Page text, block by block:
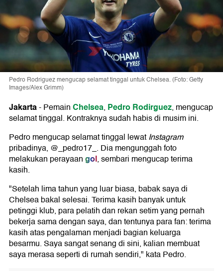
Pedro Rodriguez mengucap selamat tinggal untuk Chelsea. (Foto: Getty
Images/Alex Grimm)
Jakarta-PemainChelsea, Pedro Rodirguez, mengucap
selamat tinggal. Kontraknya sudah habis di musim ini.
Pedro mengucap selamat tinggal lewatInstagram
pribadinya, @_pedro17_. Dia mengunggah foto
melakukan perayaangol, sembari mengucap terima
kasih.
"Setelah lima tahun yang luar biasa, babak saya di
Chelsea bakal selesai. Terima kasih banyak untuk
petinggi klub, para pelatih dan rekan setim yang pernah
bekerja sama dengan saya, dan tentunya para fan: terima
kasih atas pengalaman menjadi bagian keluarga
besarmu. Saya sangat senang di sini, kalian membuat
saya merasa seperti di rumah sendiri," kata Pedro.